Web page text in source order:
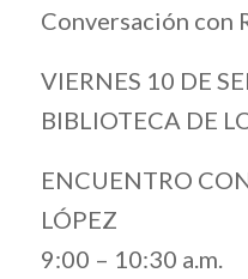
Conversación con
VIERNES 10 DE
BIBLIOTECA DE
ENCUENTRO
LÓPEZ
9:00 – 10:30 a.m.